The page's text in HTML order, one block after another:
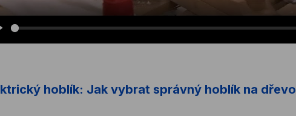
hoblík: Jak vybrat správný hoblík na dřevo